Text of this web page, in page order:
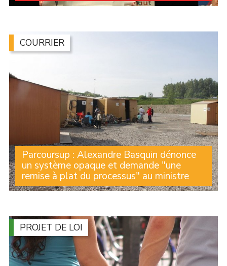
Michelle Gréaume et Alexandre Basquin étaient
des dizaines d’élus des communes adhérentes (...)
COURRIER
Parcoursup : Alexandre Basquin dénonce
un système opaque et demande "une
remise à plat du processus" au ministre
Refus des premiers choix, y compris en cas de bons
de la plateforme, opacité des (...)
PROJET DE LOI